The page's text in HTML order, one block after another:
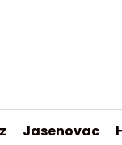
Jasenovac